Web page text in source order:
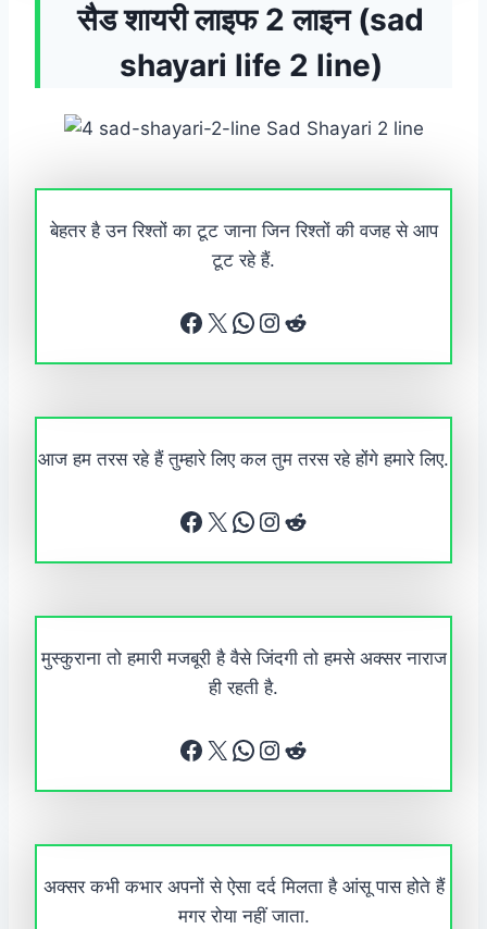
सैड शायरी लाइफ 2 लाइन (sad
shayari life 2 line)
बेहतर है उन रिश्तों का टूट जाना जिन रिश्तों की वजह से आप
टूट रहे हैं.
Facebook X WhatsApp Instagram Reddit
आज हम तरस रहे हैं तुम्हारे लिए कल तुम तरस रहे होंगे हमारे लिए.
Facebook X WhatsApp Instagram Reddit
मुस्कुराना तो हमारी मजबूरी है वैसे जिंदगी तो हमसे अक्सर नाराज
ही रहती है.
Facebook X WhatsApp Instagram Reddit
अक्सर कभी कभार अपनों से ऐसा दर्द मिलता है आंसू पास होते हैं
मगर रोया नहीं जाता.